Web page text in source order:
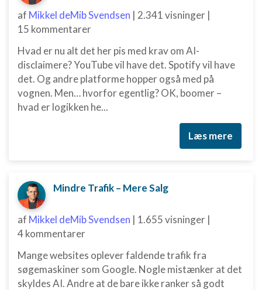
af Mikkel deMib Svendsen | 2.341 visninger |
15 kommentarer
Hvad er nu alt det her pis med krav om AI-
disclaimere? YouTube vil have det. Spotify vil have
det. Og andre platforme hopper også med på
vognen. Men… hvorfor egentlig? OK, boomer –
hvad er logikken he...
Læs mere
Mindre Trafik – Mere Salg
af Mikkel deMib Svendsen | 1.655 visninger |
4 kommentarer
Mange websites oplever faldende trafik fra
søgemaskiner som Google. Nogle mistænker at det
skyldes AI. Andre at de bare ikke ranker så godt